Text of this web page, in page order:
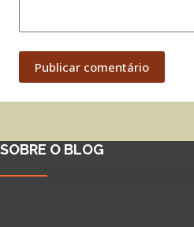
Publicar comentário
SOBRE O BLOG